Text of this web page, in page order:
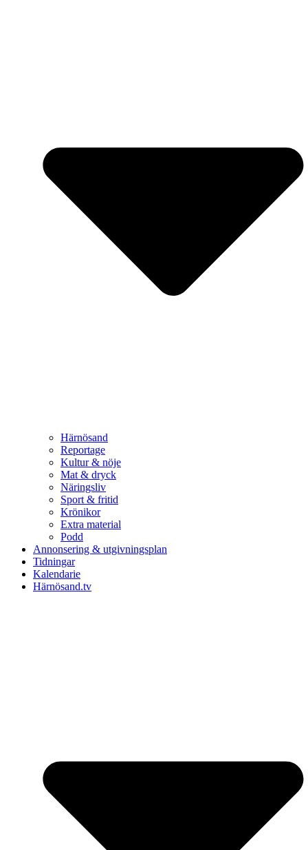
Härnösand
Reportage
Kultur & nöje
Mat & dryck
Näringsliv
Sport & fritid
Krönikor
Extra material
Podd
Annonsering & utgivningsplan
Tidningar
Kalendarie
Härnösand.tv